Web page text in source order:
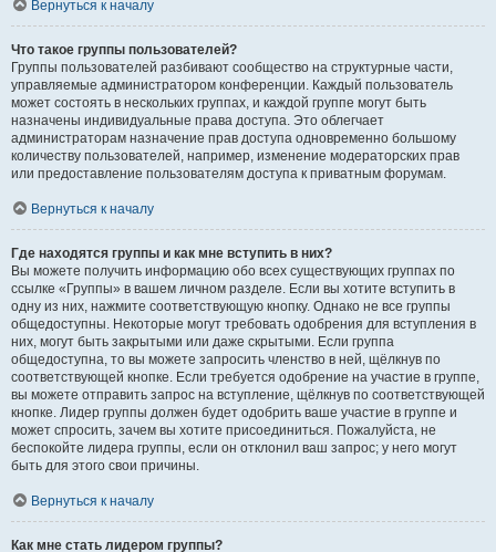
Вернуться к началу
Что такое группы пользователей?
Группы пользователей разбивают сообщество на структурные части,
управляемые администратором конференции. Каждый пользователь
может состоять в нескольких группах, и каждой группе могут быть
назначены индивидуальные права доступа. Это облегчает
администраторам назначение прав доступа одновременно большому
количеству пользователей, например, изменение модераторских прав
или предоставление пользователям доступа к приватным форумам.
Вернуться к началу
Где находятся группы и как мне вступить в них?
Вы можете получить информацию обо всех существующих группах по
ссылке «Группы» в вашем личном разделе. Если вы хотите вступить в
одну из них, нажмите соответствующую кнопку. Однако не все группы
общедоступны. Некоторые могут требовать одобрения для вступления в
них, могут быть закрытыми или даже скрытыми. Если группа
общедоступна, то вы можете запросить членство в ней, щёлкнув по
соответствующей кнопке. Если требуется одобрение на участие в группе,
вы можете отправить запрос на вступление, щёлкнув по соответствующей
кнопке. Лидер группы должен будет одобрить ваше участие в группе и
может спросить, зачем вы хотите присоединиться. Пожалуйста, не
беспокойте лидера группы, если он отклонил ваш запрос; у него могут
быть для этого свои причины.
Вернуться к началу
Как мне стать лидером группы?